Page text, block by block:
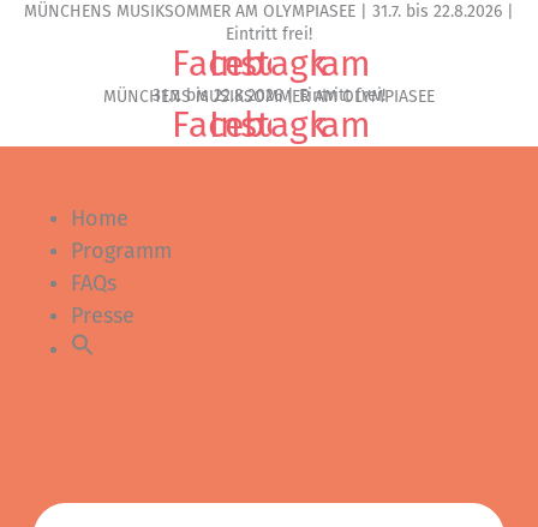
ZumMÜNCHENS MUSIKSOMMER AM OLYMPIASEE | 31.7. bis 22.8.2026 |
Eintritt frei!
Facebook
Instagram
MÜNCHENS MUSIKSOMMER AM OLYMPIASEE
31.7. bis 22.8.2026 | Eintritt frei!
Facebook
Instagram
Home
Programm
FAQs
Presse